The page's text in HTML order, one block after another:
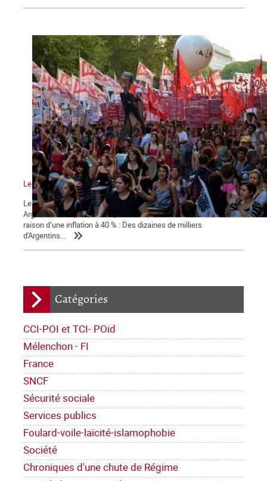
Catégories
CCI-POI et TCI- POid
Mélenchon - FI
France
SNCF
Sécurité sociale
Services publics
Foulard-voile-laïcité-islamophobie
Société
Chroniques d'une chute de Régime
Le mouvement vers la grève générale
Les statistiques indiquent une amorce de reprise économique en
Argentine mais, dans la rue, la tension sociale s'accentue en
raison d’une inflation à 40 % : Des dizaines de milliers
d'Argentins...